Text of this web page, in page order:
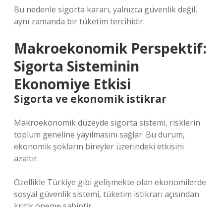
Bu nedenle sigorta kararı, yalnızca güvenlik değil,
aynı zamanda bir tüketim tercihidir.
Makroekonomik Perspektif:
Sigorta Sisteminin
Ekonomiye Etkisi
Sigorta ve ekonomik istikrar
Makroekonomik düzeyde sigorta sistemi, risklerin
toplum geneline yayılmasını sağlar. Bu durum,
ekonomik şokların bireyler üzerindeki etkisini
azaltır.
Özellikle Türkiye gibi gelişmekte olan ekonomilerde
sosyal güvenlik sistemi, tüketim istikrarı açısından